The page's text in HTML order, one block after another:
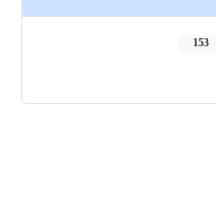
153